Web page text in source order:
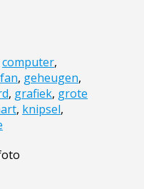
computer,
fan, geheugen,
, grafiek, grote
, knipsel,